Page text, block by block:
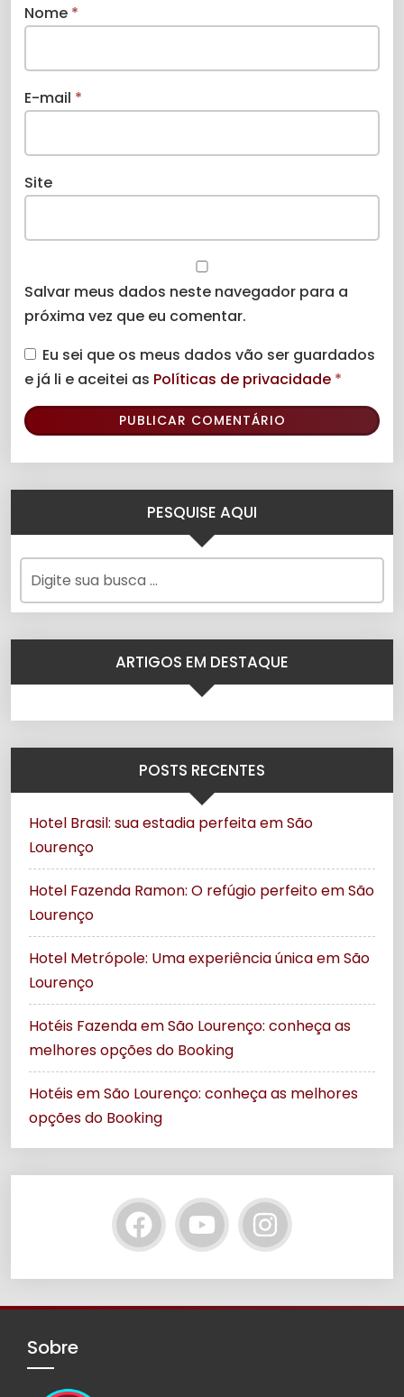
Nome *
E-mail *
Site
Salvar meus dados neste navegador para a
próxima vez que eu comentar.
Eu sei que os meus dados vão ser guardados
e já li e aceitei as Políticas de privacidade *
PESQUISE AQUI
ARTIGOS EM DESTAQUE
POSTS RECENTES
Hotel Brasil: sua estadia perfeita em São
Lourenço
Hotel Fazenda Ramon: O refúgio perfeito em São
Lourenço
Hotel Metrópole: Uma experiência única em São
Lourenço
Hotéis Fazenda em São Lourenço: conheça as
melhores opções do Booking
Hotéis em São Lourenço: conheça as melhores
opções do Booking
Sobre